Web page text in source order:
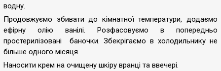
водну.
Продовжуємо збивати до кімнатної температури, додаємо
ефірну олію ванілі. Розфасовуємо в попередньо
простерилізовані баночки. Збекрігаємо в холодильнику не
більше одного місяця.
Наносити крем на очищену шкіру вранці та ввечері.